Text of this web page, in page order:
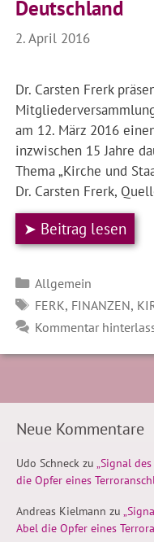
Deutschland
2. April 2016
Dr. Carsten Frerk
am 12. März 2016
inzwischen 15 Jahre
Thema „Kirche und
Dr. Carsten Frerk,
➤ Beitrag lesen
Kategorien
Allgemein
SCHLAGWÖRTER
FERK, FINANZEN,
Kommentar
Neue Kommentare
Udo Schneck zu „Signal
die Opfer eines
Andreas Kielmann zu
Abel die Opfer eines